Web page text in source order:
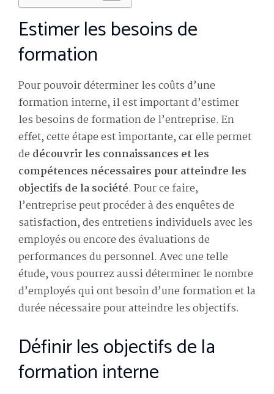
Estimer les besoins de
formation
Pour pouvoir déterminer les coûts d’une
formation interne, il est important d’estimer
les besoins de formation de l’entreprise. En
effet, cette étape est importante, car elle permet
de découvrir les connaissances et les
compétences nécessaires pour atteindre les
objectifs de la société. Pour ce faire,
l’entreprise peut procéder à des enquêtes de
satisfaction, des entretiens individuels avec les
employés ou encore des évaluations de
performances du personnel. Avec une telle
étude, vous pourrez aussi déterminer le nombre
d’employés qui ont besoin d’une formation et la
durée nécessaire pour atteindre les objectifs.
Définir les objectifs de la
formation interne